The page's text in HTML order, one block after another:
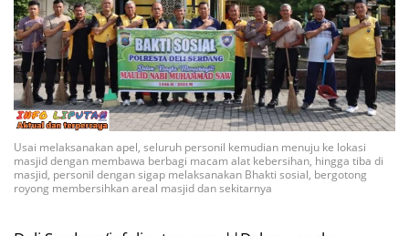
Usai melaksanakan apel, seluruh personil kemudian menuju ke lokasi
masjid dengan membawa berbagi macam alat kebersihan, hingga tiba di
masjid, personil dengan sigap melaksanakan Bhakti sosial, bergotong
royong membersihkan areal masjid dan sekitarnya